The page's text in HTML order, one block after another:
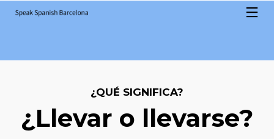
¿QUÉ SIGNIFICA?
¿Llevar o llevarse?